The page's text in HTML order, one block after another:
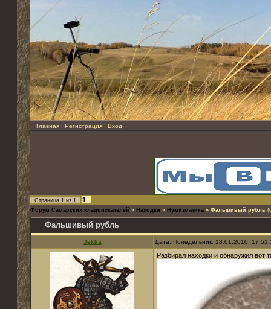
Главная | Регистрация | Вход
Страница 1 из 1 1
Форум Самарских кладоискателей » Находки » Нумизматика » Фальшивый рубль
Фальшивый рубль
Jekka Дата: Понедельник, 18.01.2010,
Разбирал находки и обнаружил вот